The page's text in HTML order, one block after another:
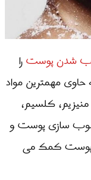
شدن پوسترا
حاوی مهمترین مواد
کلسیم،
سازی پوست و
پوست کمک می